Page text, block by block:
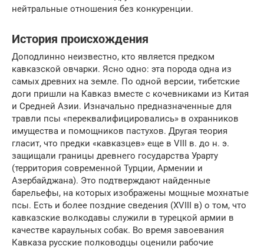
нейтральные отношения без конкуренции.
История происхождения
Доподлинно неизвестно, кто является предком
кавказской овчарки. Ясно одно: эта порода одна из
самых древних на земле. По одной версии, тибетские
доги пришли на Кавказ вместе с кочевниками из Китая
и Средней Азии. Изначально предназначенные для
травли псы «переквалифицировались» в охранников
имущества и помощников пастухов. Другая теория
гласит, что предки «кавказцев» еще в VIII в. до н. э.
защищали границы древнего государства Урарту
(территория современной Турции, Армении и
Азербайджана). Это подтверждают найденные
барельефы, на которых изображены мощные мохнатые
псы. Есть и более поздние сведения (XVIII в) о том, что
кавказские волкодавы служили в турецкой армии в
качестве караульных собак. Во время завоевания
Кавказа русские полководцы оценили рабочие